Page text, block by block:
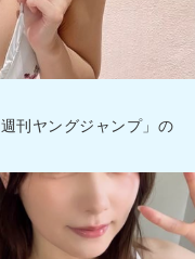
刊ヤングジャンプ」の